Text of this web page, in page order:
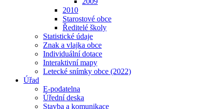
2010
Starostové obce
Ředitelé školy
Statistické údaje
Znak a vlajka obce
Individuální dotace
Interaktivní mapy
Letecké snímky obce (2022)
Úřad
E-podatelna
Úřední deska
Stavba a komunikace